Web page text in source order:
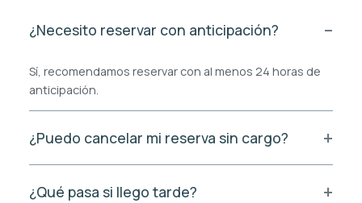
¿Necesito reservar con anticipación?
Sí, recomendamos reservar con al menos 24 horas de
anticipación.
¿Puedo cancelar mi reserva sin cargo?
¿Qué pasa si llego tarde?